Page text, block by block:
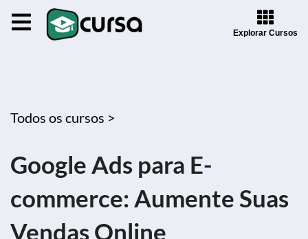
Explorar Cursos
Todos os cursos >
Google Ads para E-
commerce: Aumente Suas
Vendas Online